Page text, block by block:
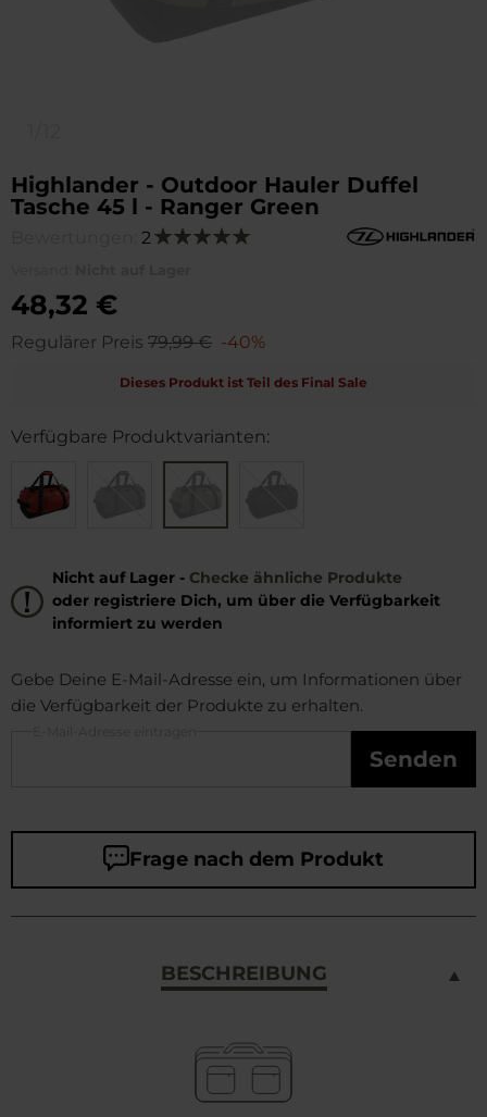
Highlander - Outdoor Hauler Duffel
Tasche 45 l - Ranger Green
2Bewertung:
48,32 €
Regulärer Preis 79,99 € -40%
Dieses Produkt ist Teil des Final Sale
Verfügbare Produktvarianten:
Nicht auf Lager - Checke ähnliche Produkte
oder registriere Dich, um über die Verfügbarkeit
informiert zu werden
Gebe Deine E-Mail-Adresse ein, um Informationen über
die Verfügbarkeit der Produkte zu erhalten.
Senden
Frage nach dem Produkt
BESCHREIBUNG